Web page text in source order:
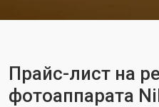
Прайс-лист на
фотоаппарата